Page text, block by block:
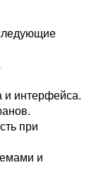
и интерфейса.
при
и